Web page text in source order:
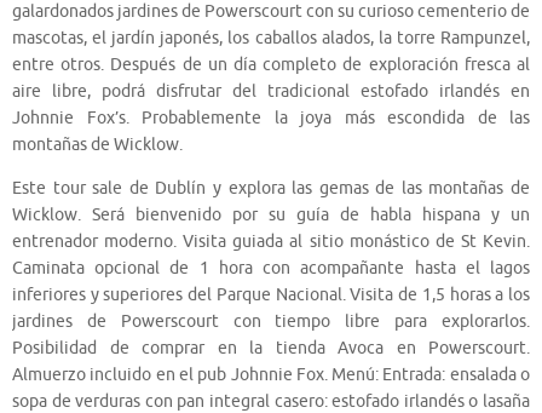
galardonados jardines de Powerscourt con su curioso cementerio de
mascotas, el jardín japonés, los caballos alados, la torre Rampunzel,
entre otros. Después de un día completo de exploración fresca al
aire libre, podrá disfrutar del tradicional estofado irlandés en
Johnnie Fox’s. Probablemente la joya más escondida de las
montañas de Wicklow.
Este tour sale de Dublín y explora las gemas de las montañas de
Wicklow. Será bienvenido por su guía de habla hispana y un
entrenador moderno. Visita guiada al sitio monástico de St Kevin.
Caminata opcional de 1 hora con acompañante hasta el lagos
inferiores y superiores del Parque Nacional. Visita de 1,5 horas a los
jardines de Powerscourt con tiempo libre para explorarlos.
Posibilidad de comprar en la tienda Avoca en Powerscourt.
Almuerzo incluido en el pub Johnnie Fox. Menú: Entrada: ensalada o
sopa de verduras con pan integral casero: estofado irlandés o lasaña